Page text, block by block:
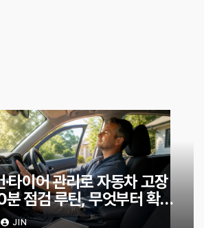
타이어 관리로 자동차 고장
점검 루틴, 무엇부터 확인
JIN